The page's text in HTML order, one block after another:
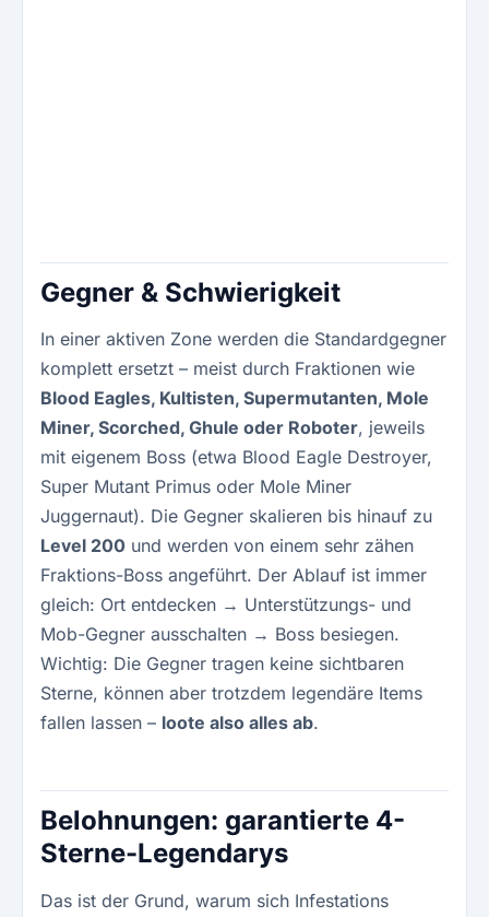
Gegner & Schwierigkeit
In einer aktiven Zone werden die Standardgegner
komplett ersetzt – meist durch Fraktionen wie
Blood Eagles, Kultisten, Supermutanten, Mole
Miner, Scorched, Ghule oder Roboter, jeweils
mit eigenem Boss (etwa Blood Eagle Destroyer,
Super Mutant Primus oder Mole Miner
Juggernaut). Die Gegner skalieren bis hinauf zu
Level 200 und werden von einem sehr zähen
Fraktions-Boss angeführt. Der Ablauf ist immer
gleich: Ort entdecken → Unterstützungs- und
Mob-Gegner ausschalten → Boss besiegen.
Wichtig: Die Gegner tragen keine sichtbaren
Sterne, können aber trotzdem legendäre Items
fallen lassen – loote also alles ab.
Belohnungen: garantierte 4-
Sterne-Legendarys
Das ist der Grund, warum sich Infestations